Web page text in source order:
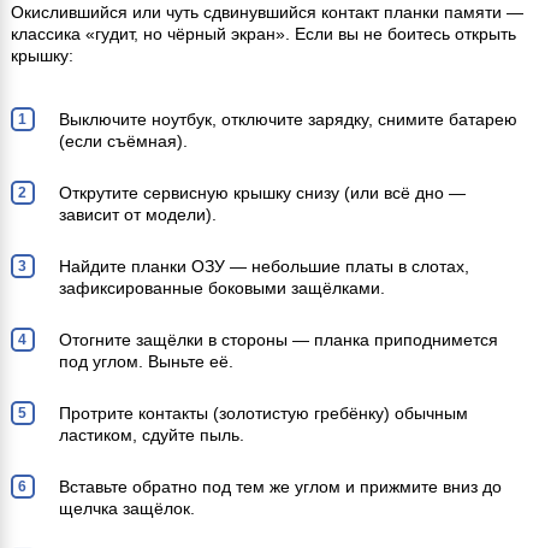
Окислившийся или чуть сдвинувшийся контакт планки памяти —
классика «гудит, но чёрный экран». Если вы не боитесь открыть
крышку:
Выключите ноутбук, отключите зарядку, снимите батарею
(если съёмная).
Открутите сервисную крышку снизу (или всё дно —
зависит от модели).
Найдите планки ОЗУ — небольшие платы в слотах,
зафиксированные боковыми защёлками.
Отогните защёлки в стороны — планка приподнимется
под углом. Выньте её.
Протрите контакты (золотистую гребёнку) обычным
ластиком, сдуйте пыль.
Вставьте обратно под тем же углом и прижмите вниз до
щелчка защёлок.